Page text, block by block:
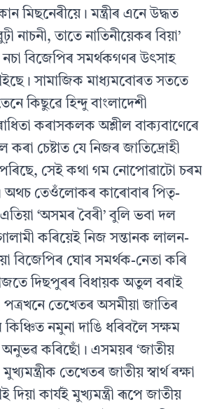
মিছনেৰীয়ে। মন্ত্ৰীৰ এনে উদ্ধত
নাচনী, তাতে নাতিনীয়েকৰ বিয়া’
বিজেপিৰ সমৰ্থকগণৰ উৎসাহ
সামাজিক মাধ‍্যমবোৰত সততে
কিছুৱে হিন্দু বাংলাদেশী
কৰাসকলক অশ্লীল বাক‍্যবাণেৰে
কৰা চেষ্টাত যে নিজৰ জাতিদ্ৰোহী
পৰিছে, সেই কথা গম নোপোৱাটো চৰম
অথচ তেওঁলোকৰ কাৰোবাৰ পিতৃ-
‘অসমৰ বৈৰী’ বুলি ভবা দল
কৰিয়েই নিজ সন্তানক লালন-
বিজেপিৰ ঘোৰ সমৰ্থক-নেতা কৰি
দিছপুৰৰ বিধায়ক অতুল বৰাই
পত্ৰখনে তেখেতৰ অসমীয়া জাতিৰ
কিঞ্চিত নমুনা দাঙি ধৰিবলৈ সক্ষম
অনুভৱ কৰিছোঁ। এসময়ৰ ‘জাতীয়
তেখেতৰ জাতীয় স্বাৰ্থ ৰক্ষা
কাৰ্যই মুখ‍্যমন্ত্ৰী ৰূপে জাতীয়